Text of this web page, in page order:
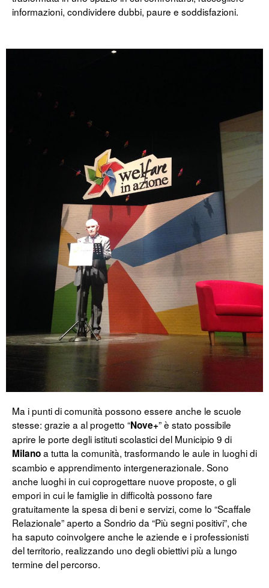
informazioni, condividere dubbi, paure e soddisfazioni.
Ma i punti di comunità possono essere anche le scuole
stesse: grazie a al progetto “Nove+” è stato possibile
aprire le porte degli istituti scolastici del Municipio 9 di
Milanoa tutta la comunità, trasformando le aule in luoghi di
scambio e apprendimento intergenerazionale. Sono
anche luoghi in cui coprogettare nuove proposte, o gli
empori in cui le famiglie in difficoltà possono fare
gratuitamente la spesa di beni e servizi, come lo “Scaffale
Relazionale” aperto a Sondrio da “Più segni positivi”, che
ha saputo coinvolgere anche le aziende e i professionisti
del territorio, realizzando uno degli obiettivi più a lungo
termine del percorso.